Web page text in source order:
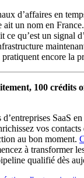
d’affaires en
ait un nom en
ce qu’est un signal
encore la
100 crédits
SaaS
vos
au bon moment.
à transformer
qualifié dès